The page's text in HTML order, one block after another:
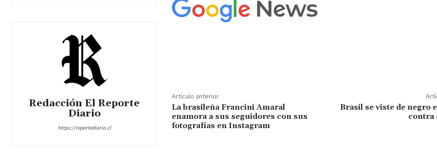
Redacción El Reporte
Diario
https://reportediario.cl
Artículo anterior
La brasileña Francini Amaral
enamora a sus seguidores con sus
fotografías en Instagram
Brasil se viste de negro
contra